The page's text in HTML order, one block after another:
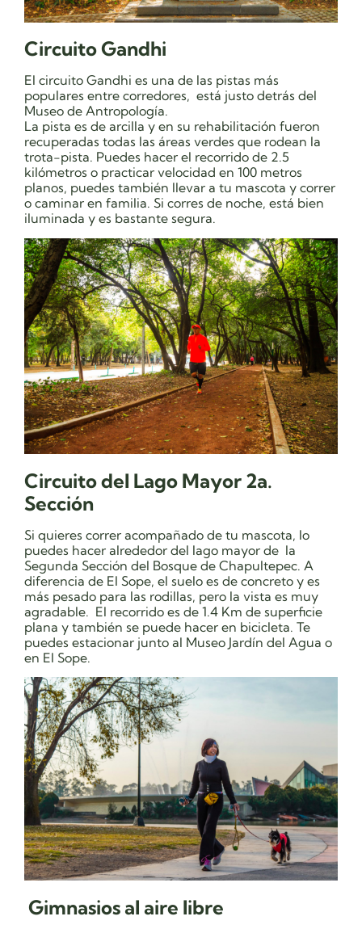
Circuito Gandhi
El circuito Gandhi es una de las pistas más
populares entre corredores, está justo detrás del
Museo de Antropología.
La pista es de arcilla y en su rehabilitación fueron
recuperadas todas las áreas verdes que rodean la
trota-pista. Puedes hacer el recorrido de 2.5
kilómetros o practicar velocidad en 100 metros
planos, puedes también llevar a tu mascota y correr
o caminar en familia. Si corres de noche, está bien
iluminada y es bastante segura.
Circuito del Lago Mayor 2a.
Sección
Si quieres correr acompañado de tu mascota, lo
puedes hacer alrededor del lago mayor de la
Segunda Sección del Bosque de Chapultepec. A
diferencia de El Sope, el suelo es de concreto y es
más pesado para las rodillas, pero la vista es muy
agradable. El recorrido es de 1.4 Km de superficie
plana y también se puede hacer en bicicleta. Te
puedes estacionar junto al Museo Jardín del Agua o
en El Sope.
Gimnasios al aire libre